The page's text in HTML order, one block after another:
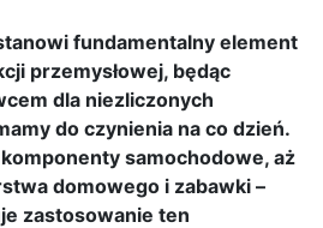
fundamentalny element
przemysłowej, będąc
dla niezliczonych
do czynienia na co dzień.
samochodowe, aż
domowego i zabawki –
zastosowanie ten